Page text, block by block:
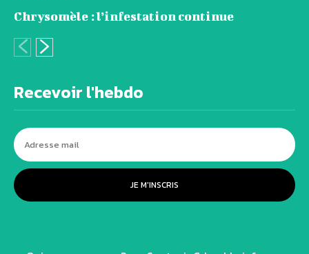
Chrysomèle : l’infestation continue
Recevoir l'hebdo
JE M'INSCRIS